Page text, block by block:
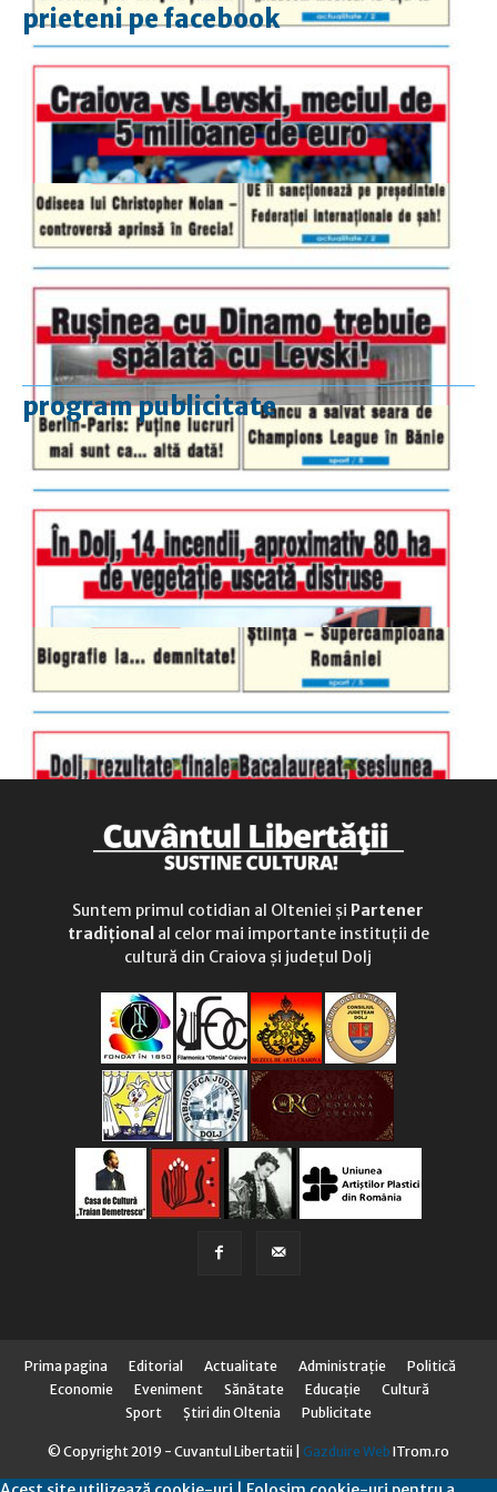
prieteni pe facebook
program publicitate
luni-vineri
9.00 - 17.00
duminică
9.00 - 12.00
Suntem primul cotidian al Olteniei și Partener
tradițional al celor mai importante instituții de
cultură din Craiova și județul Dolj
Prima pagina Editorial Actualitate Administraţie
Politică
Economie
Eveniment Sănătate Educaţie
Cultură
Sport
Știri din Oltenia Publicitate
© Copyright 2019 - Cuvantul Libertatii | Gazduire Web ITrom.ro